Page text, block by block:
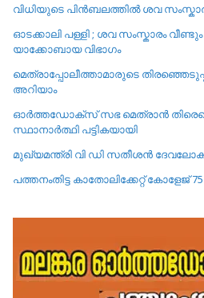
വിധിയുടെ പിൻബലത്തിൽ ശവ
ഓടക്കാലി പള്ളി ; ശവ സംസ്കാരം
യാക്കോബായ വിഭാഗം
മെത്രാപ്പോലീത്താമാരുടെ
അറിയാം
ഓർത്തഡോക്സ് സഭ മെത്രാൻ
സ്ഥാനാർത്ഥി പട്ടികയായി
മുഖ്യമന്ത്രി വി ഡി സതീശൻ
പത്തനംതിട്ട കാതോലിക്കേറ്റ്‌ കോളേജ്‌